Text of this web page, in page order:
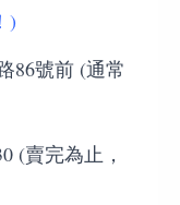
)
86號前 (通常
(賣完為止，